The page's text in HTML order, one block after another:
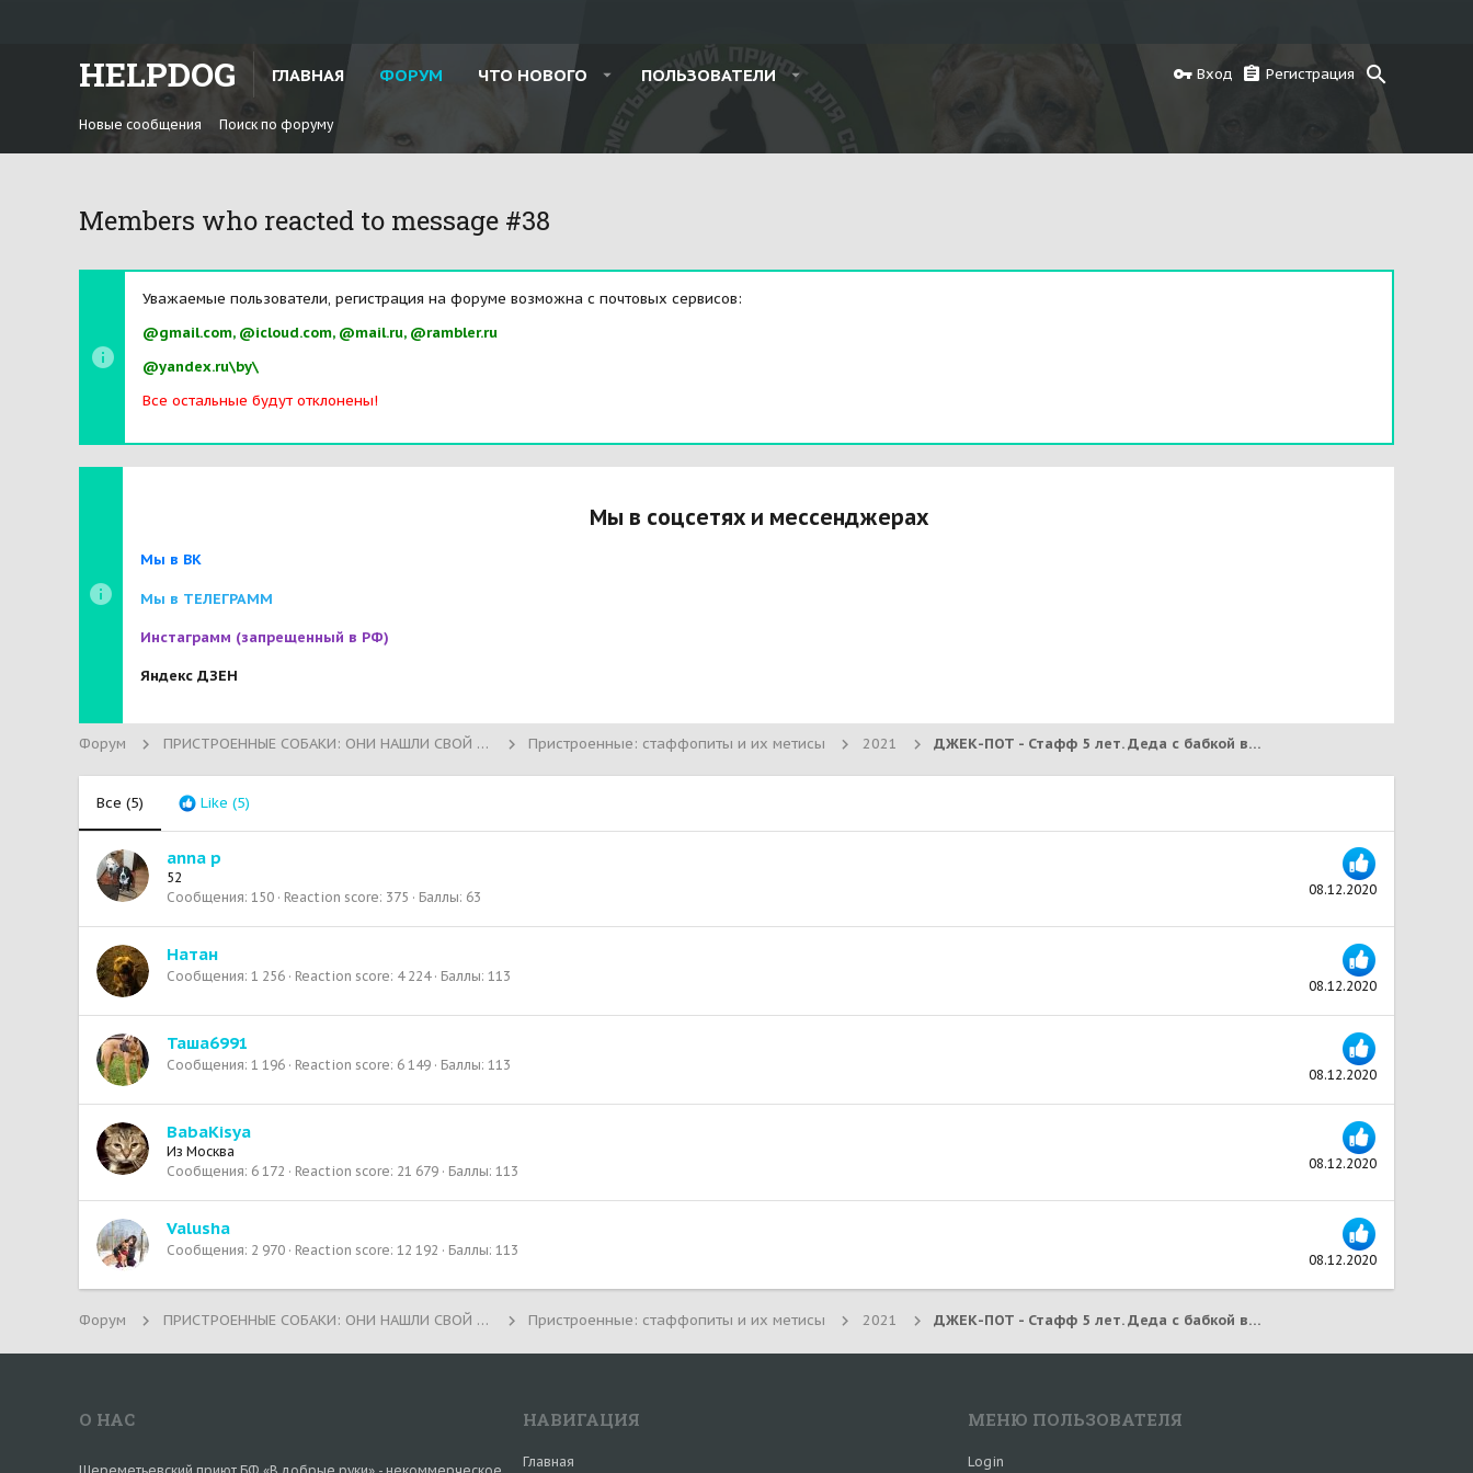
HELPDOG ГЛАВНАЯ ФОРУМ ЧТО НОВОГО ПОЛЬЗОВАТЕЛИ Вход Регистрация
Новые сообщения Поиск по форуму
Members who reacted to message #38
Уважаемые пользователи, регистрация на форуме возможна с почтовых сервисов:
@gmail.com, @icloud.com, @mail.ru, @rambler.ru
@yandex.ru\by\
Все остальные будут отклонены!
Мы в соцсетях и мессенджерах
Мы в ВК
Мы в ТЕЛЕГРАММ
Инстаграмм (запрещенный в РФ)
Яндекс ДЗЕН
Форум ПРИСТРОЕННЫЕ СОБАКИ: ОНИ НАШЛИ СВОЙ ДОМ! Пристроенные: стаффопиты и их метисы 2021 ДЖЕК-ПОТ - Стафф 5 лет. Деда с бабкой в больницу, собаку в отлов. (2021)
Все (5) Like (5)
08.12.2020
anna р
52
Сообщения 150 Reaction score 375 Баллы 63
08.12.2020
Натан
Сообщения 1 256 Reaction score 4 224 Баллы 113
08.12.2020
Таша6991
Сообщения 1 196 Reaction score 6 149 Баллы 113
08.12.2020
BabaKisya
Из Москва
Сообщения 6 172 Reaction score 21 679 Баллы 113
08.12.2020
Valusha
Сообщения 2 970 Reaction score 12 192 Баллы 113
Форум ПРИСТРОЕННЫЕ СОБАКИ: ОНИ НАШЛИ СВОЙ ДОМ! Пристроенные: стаффопиты и их метисы 2021 ДЖЕК-ПОТ - Стафф 5 лет. Деда с бабкой в больницу, собаку в отлов. (2021)
О НАС НАВИГАЦИЯ
Главная
МЕНЮ ПОЛЬЗОВАТЕЛЯ
Login